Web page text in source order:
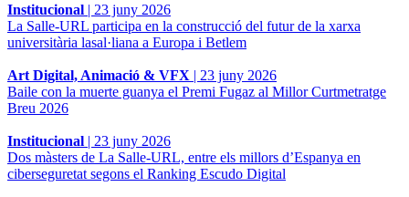
Institucional | 23 juny 2026
La Salle-URL participa en la construcció del futur de la xarxa
universitària lasal·liana a Europa i Betlem
Art Digital, Animació & VFX | 23 juny 2026
Baile con la muerte guanya el Premi Fugaz al Millor Curtmetratge
Breu 2026
Institucional | 23 juny 2026
Dos màsters de La Salle-URL, entre els millors d’Espanya en
ciberseguretat segons el Ranking Escudo Digital